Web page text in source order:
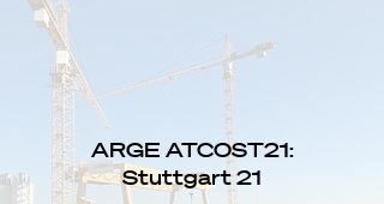
ARGE ATCOST21:
Stuttgart 21